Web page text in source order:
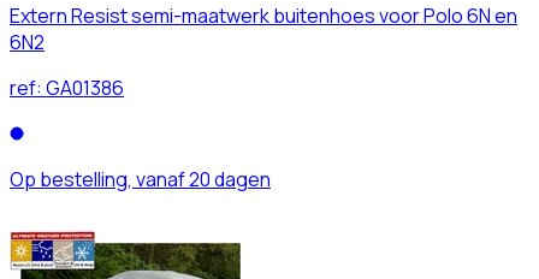
Extern Resist semi-maatwerk buitenhoes voor Polo 6N en
6N2
ref: GA01386
Op bestelling, vanaf 20 dagen